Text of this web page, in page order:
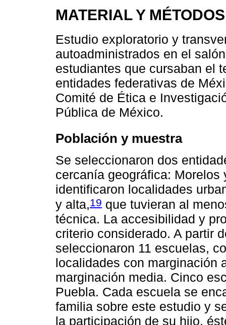
MATERIAL Y MÉTODOS
Estudio exploratorio y
autoadministrados en el
estudiantes que cursaban el
entidades federativas de
Comité de Ética e
Pública de México.
Población y muestra
Se seleccionaron dos
cercanía geográfica:
identificaron localidades
y alta,19 que tuvieran al
técnica. La accesibilidad y
criterio considerado. A partir
seleccionaron 11 escuelas,
localidades con marginación
marginación media. Cinco
Puebla. Cada escuela se
familia sobre este estudio y
la participación de su hijo,